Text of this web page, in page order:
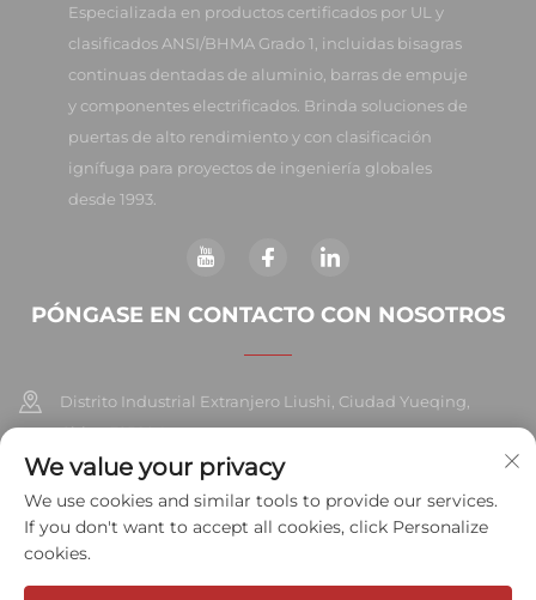
Especializada en productos certificados por UL y
clasificados ANSI/BHMA Grado 1, incluidas bisagras
continuas dentadas de aluminio, barras de empuje
y componentes electrificados. Brinda soluciones de
puertas de alto rendimiento y con clasificación
ignífuga para proyectos de ingeniería globales
desde 1993.
PÓNGASE EN CONTACTO CON NOSOTROS
Distrito Industrial Extranjero Liushi, Ciudad Yueqing,
China 325604
+86-577-57572007
[email protected]
We value your privacy
We use cookies and similar tools to provide our services.
If you don't want to accept all cookies, click Personalize
cookies.